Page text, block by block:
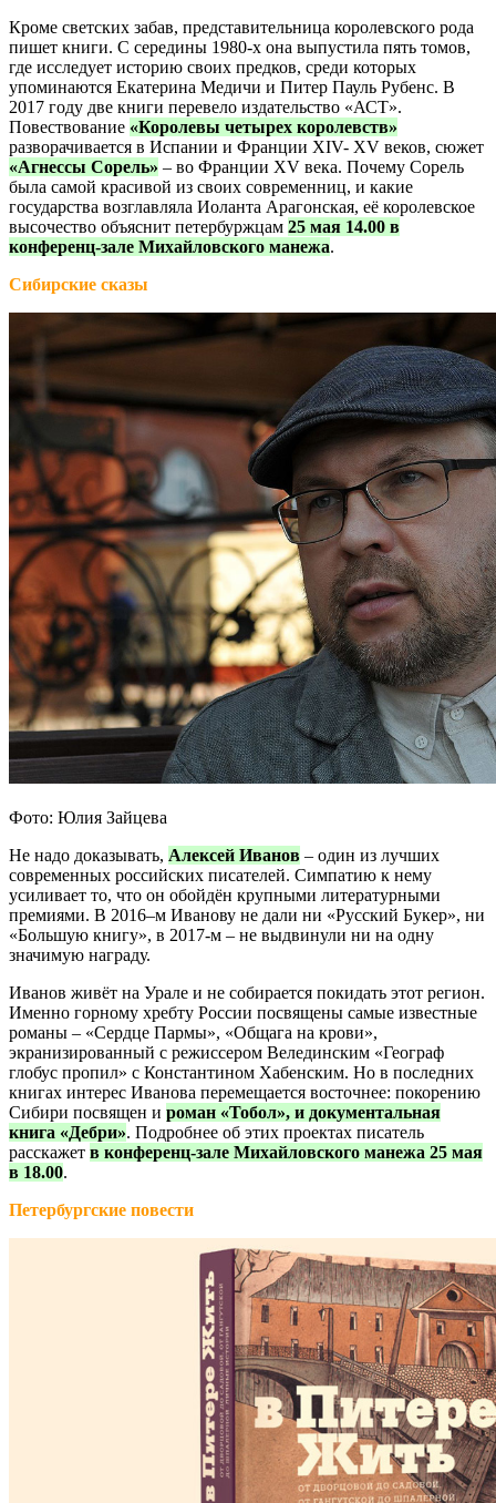
Кроме светских забав, представительница королевского рода
пишет книги. С середины 1980-х она выпустила пять томов,
где исследует историю своих предков, среди которых
упоминаются Екатерина Медичи и Питер Пауль Рубенс. В
2017 году две книги перевело издательство «АСТ».
Повествование «Королевы четырех королевств»
разворачивается в Испании и Франции XIV- XV веков, сюжет
«Агнессы Сорель» – во Франции XV века. Почему Сорель
была самой красивой из своих современниц, и какие
государства возглавляла Иоланта Арагонская, её королевское
высочество объяснит петербуржцам 25 мая 14.00 в
конференц-зале Михайловского манежа.
Сибирские сказы
Фото: Юлия Зайцева
Не надо доказывать, Алексей Иванов – один из лучших
современных российских писателей. Симпатию к нему
усиливает то, что он обойдён крупными литературными
премиями. В 2016–м Иванову не дали ни «Русский Букер», ни
«Большую книгу», в 2017-м – не выдвинули ни на одну
значимую награду.
Иванов живёт на Урале и не собирается покидать этот регион.
Именно горному хребту России посвящены самые известные
романы – «Сердце Пармы», «Общага на крови»,
экранизированный с режиссером Велединским «Географ
глобус пропил» с Константином Хабенским. Но в последних
книгах интерес Иванова перемещается восточнее: покорению
Сибири посвящен и роман «Тобол», и документальная
книга «Дебри». Подробнее об этих проектах писатель
расскажет в конференц-зале Михайловского манежа 25 мая
в 18.00.
Петербургские повести